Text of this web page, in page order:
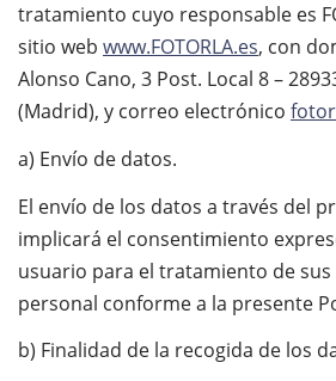
tratamiento cuyo responsable es
sitio web www.FOTORLA.es, con
Alonso Cano, 3 Post. Local 8 –
(Madrid), y correo electrónico
a) Envío de datos.
El envío de los datos a través del
implicará el consentimiento
usuario para el tratamiento de
personal conforme a la presente
b) Finalidad de la recogida de los